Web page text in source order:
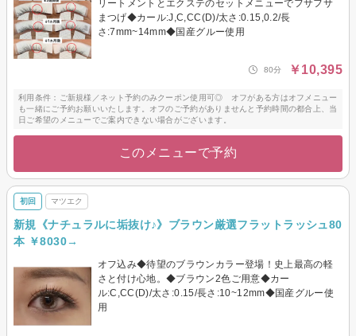
リートメントとエクステのセットメニューでフサフサ
まつげ◆カール:J,C,CC(D)/太さ:0.15,0.2/長
さ:7mm~14mm◆国産グルー使用
80分 ￥10,395
利用条件：ご新規様／ネット予約のみクーポン使用可◎ オフがある方はオフメニュー
も一緒にご予約お願いいたします。オフのご予約がありませんと予約時間の都合上、当
日ご希望のメニューでご案内できない場合がございます。
このメニューで予約
初回 マツエク
新規《ナチュラルに垢抜け♪》ブラウン厳選フラットラッシュ80
本 ￥8030→
オフ込み◆待望のブラウンカラー登場！史上最高の軽
さと付け心地。◆ブラウン2色ご用意◆カー
ル:C,CC(D)/太さ:0.15/長さ:10~12mm◆国産グルー使
用